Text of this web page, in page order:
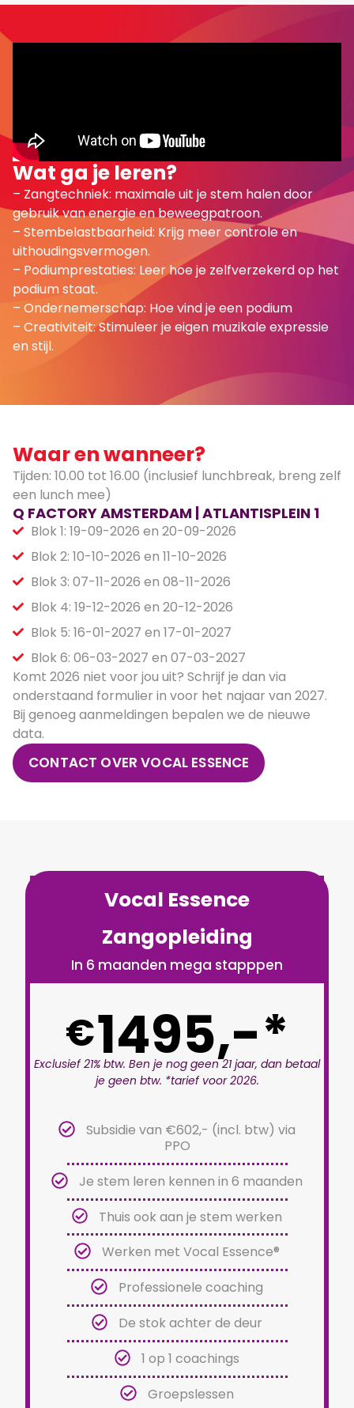
Wat ga je leren?
– Zangtechniek: maximale uit je stem halen door
gebruik van energie en beweegpatroon.
– Stembelastbaarheid: Krijg meer controle en
uithoudingsvermogen.
– Podiumprestaties: Leer hoe je zelfverzekerd op het
podium staat.
– Ondernemerschap: Hoe vind je een podium
– Creativiteit: Stimuleer je eigen muzikale expressie
en stijl.
Waar en wanneer?
Tijden: 10.00 tot 16.00 (inclusief lunchbreak, breng zelf
een lunch mee)
Q FACTORY AMSTERDAM | ATLANTISPLEIN 1
Blok 1: 19-09-2026 en 20-09-2026
Blok 2: 10-10-2026 en 11-10-2026
Blok 3: 07-11-2026 en 08-11-2026
Blok 4: 19-12-2026 en 20-12-2026
Blok 5: 16-01-2027 en 17-01-2027
Blok 6: 06-03-2027 en 07-03-2027
Komt 2026 niet voor jou uit? Schrijf je dan via
onderstaand formulier in voor het najaar van 2027.
Bij genoeg aanmeldingen bepalen we de nieuwe
data.
CONTACT OVER VOCAL ESSENCE
Vocal Essence
Zangopleiding
In 6 maanden mega stapppen
€1495,-*
Exclusief 21% btw. Ben je nog geen 21 jaar, dan betaal
je geen btw. *tarief voor 2026.
Subsidie van €602,- (incl. btw) via
PPO
Je stem leren kennen in 6 maanden
Thuis ook aan je stem werken
Werken met Vocal Essence®
Professionele coaching
De stok achter de deur
1 op 1 coachings
Groepslessen